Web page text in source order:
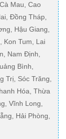
Mau, Cao
Đồng Tháp,
Hậu Giang,
Kon Tum, Lai
Nam Định,
Bình,
Trị, Sóc Trăng,
Hóa, Thừa
Vĩnh Long,
Hải Phòng,